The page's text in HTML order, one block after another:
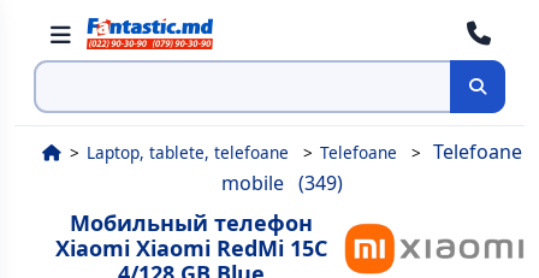
Поиск
Laptop, tablete, telefoane Telefoane
Telefoane
mobile (349)
Мобильный телефон
Xiaomi Xiaomi RedMi 15C